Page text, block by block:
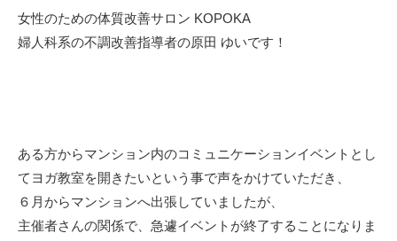
女性のための体質改善サロン KOPOKA
婦人科系の不調改善指導者の原田 ゆいです！
ある方からマンション内のコミュニケーションイベントとし
てヨガ教室を開きたいという事で声をかけていただき、
６月からマンションへ出張していましたが、
主催者さんの関係で、急遽イベントが終了することになりま